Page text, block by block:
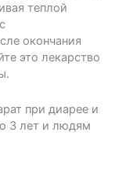
теплой
окончания
это лекарство
при диарее и
3 лет и людям